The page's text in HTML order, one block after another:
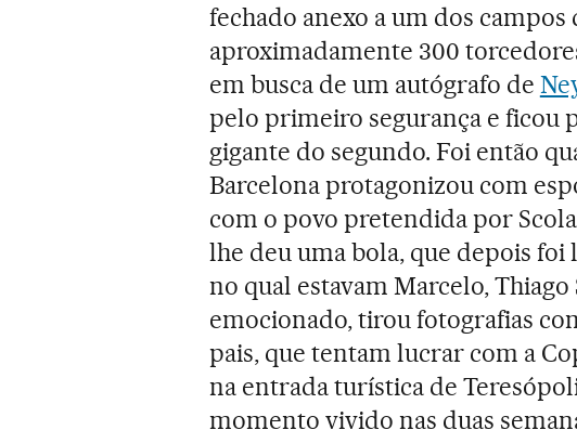
fechado anexo a um dos
aproximadamente 300
em busca de um autógrafo de
pelo primeiro segurança e ficou
gigante do segundo. Foi então
Barcelona protagonizou com
com o povo pretendida por
lhe deu uma bola, que depois foi
no qual estavam Marcelo,
emocionado, tirou fotografias
pais, que tentam lucrar com a
na entrada turística de
momento vivido nas duas